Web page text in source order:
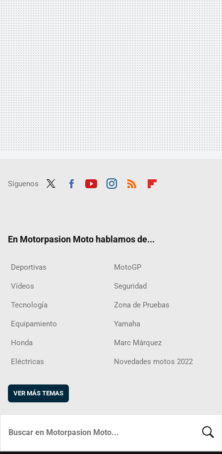
Síguenos
En Motorpasion Moto hablamos de...
Deportivas MotoGP
Vídeos Seguridad
Tecnología Zona de Pruebas
Equipamiento Yamaha
Honda Marc Márquez
Eléctricas Novedades motos 2022
VER MÁS TEMAS